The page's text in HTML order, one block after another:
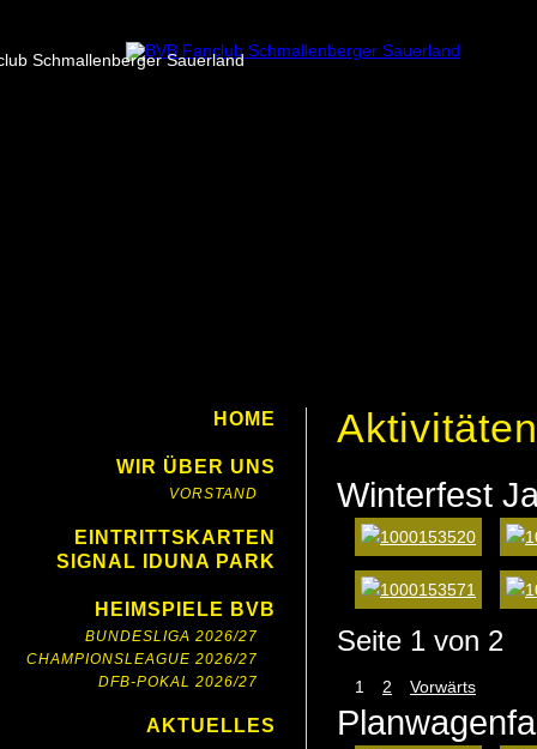
HOME
WIR ÜBER UNS
VORSTAND
EINTRITTSKARTEN
SIGNAL IDUNA PARK
HEIMSPIELE BVB
BUNDESLIGA 2026/27
CHAMPIONSLEAGUE 2026/27
DFB-POKAL 2026/27
AKTUELLES
Aktivitäten
Winterfest
Seite 1 von 2
1 2 Vorwärts